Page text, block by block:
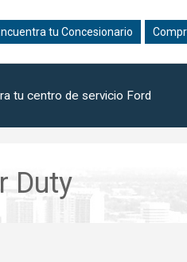
tu Concesionario
tu centro de servicio Ford
Duty